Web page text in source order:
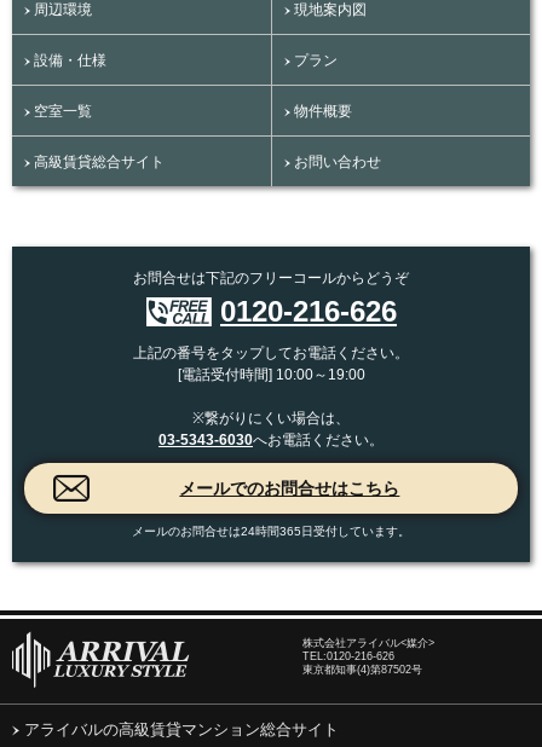
周辺環境 現地案内図
設備・仕様 プラン
空室一覧 物件概要
高級賃貸総合サイト お問い合わせ
お問合せは下記のフリーコールからどうぞ
0120-216-626
上記の番号をタップしてお電話ください。
[電話受付時間] 10:00～19:00
※繋がりにくい場合は、
03-5343-6030へお電話ください。
メールのお問合せは24時間365日受付しています。
株式会社アライバル<媒介>
TEL:0120-216-626
東京都知事(4)第87502号
アライバルの高級賃貸マンション総合サイト